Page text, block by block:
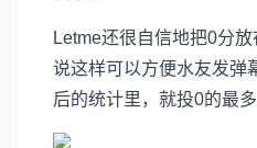
Letme还很自信地把0分
说这样可以方便水友发弹
后的统计里，就投0的最多